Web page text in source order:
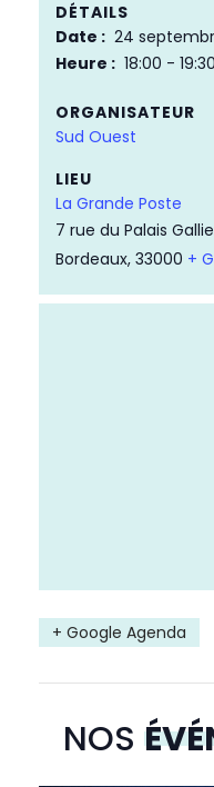
DÉTAILS
Date : 24
Heure : 18:00 - 19:30
ORGANISATEUR
Sud Ouest
LIEU
La Grande Poste
7 rue du Palais
Bordeaux, 33000 +
+ Google Agenda
NOS